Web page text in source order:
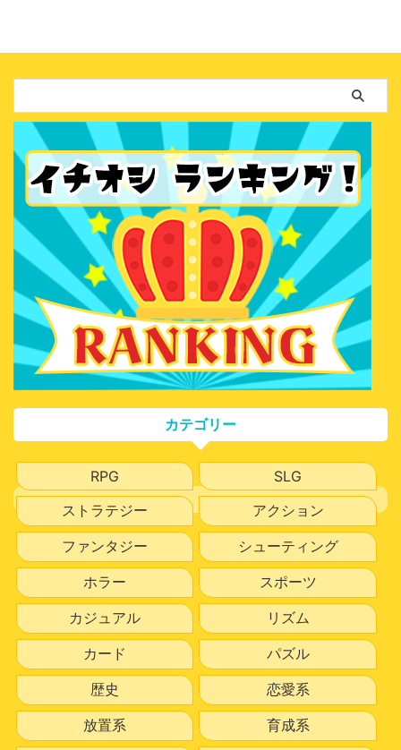
カテゴリー
RPG
SLG
ストラテジー
アクション
ファンタジー
シューティング
ホラー
スポーツ
カジュアル
リズム
カード
パズル
歴史
恋愛系
放置系
育成系